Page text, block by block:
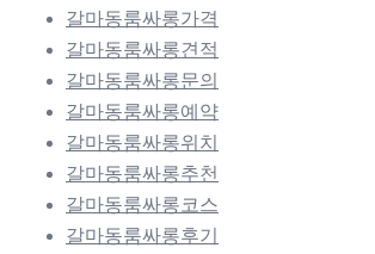
갈마동룸싸롱가격
갈마동룸싸롱견적
갈마동룸싸롱문의
갈마동룸싸롱예약
갈마동룸싸롱위치
갈마동룸싸롱추천
갈마동룸싸롱코스
갈마동룸싸롱후기